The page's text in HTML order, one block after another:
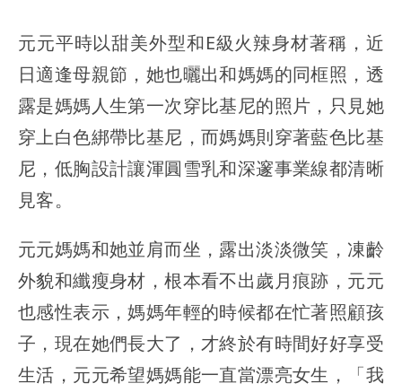
元元平時以甜美外型和E級火辣身材著稱，近
日適逢母親節，她也曬出和媽媽的同框照，透
露是媽媽人生第一次穿比基尼的照片，只見她
穿上白色綁帶比基尼，而媽媽則穿著藍色比基
尼，低胸設計讓渾圓雪乳和深邃事業線都清晰
見客。
元元媽媽和她並肩而坐，露出淡淡微笑，凍齡
外貌和纖瘦身材，根本看不出歲月痕跡，元元
也感性表示，媽媽年輕的時候都在忙著照顧孩
子，現在她們長大了，才終於有時間好好享受
生活，元元希望媽媽能一直當漂亮女生，「我